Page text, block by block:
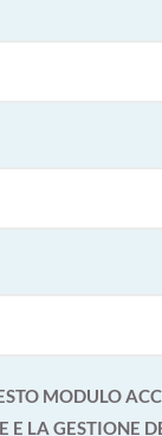
MODULO
E LA GESTIONE